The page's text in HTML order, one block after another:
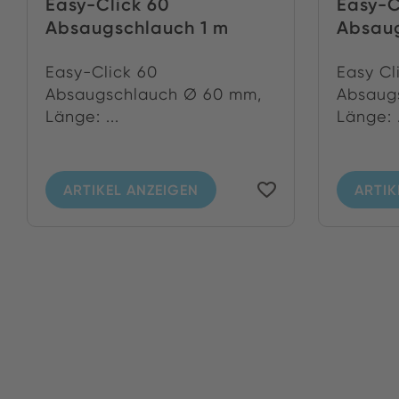
Absaugschlauch 1 m
Easy-Click 60
Absaugschlauch Ø 60 mm,
Länge: ...
ARTIKEL ANZEIGEN
Easy
Länge: